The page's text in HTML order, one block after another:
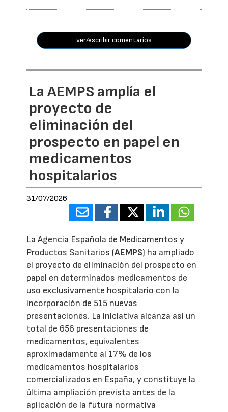
ver/escribir comentarios
La AEMPS amplía el
proyecto de
eliminación del
prospecto en papel en
medicamentos
hospitalarios
31/07/2026
La Agencia Española de Medicamentos y
Productos Sanitarios (AEMPS) ha ampliado
el proyecto de eliminación del prospecto en
papel en determinados medicamentos de
uso exclusivamente hospitalario con la
incorporación de 515 nuevas
presentaciones. La iniciativa alcanza así un
total de 656 presentaciones de
medicamentos, equivalentes
aproximadamente al 17% de los
medicamentos hospitalarios
comercializados en España, y constituye la
última ampliación prevista antes de la
aplicación de la futura normativa